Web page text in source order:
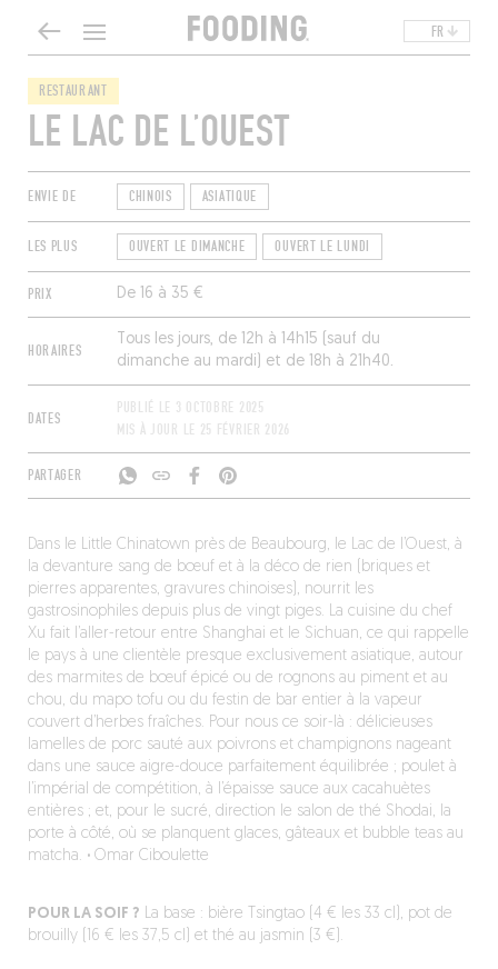
FR
RESTAURANT
LE LAC DE L’OUEST
ENVIE DE CHINOIS ASIATIQUE
LES PLUS OUVERT LE DIMANCHE OUVERT LE LUNDI
PRIX De 16 à 35 €
HORAIRES
Tous les jours, de 12h à 14h15 (sauf du
dimanche au mardi) et de 18h à 21h40.
DATES
PUBLIÉ LE 3 OCTOBRE 2025
MIS À JOUR LE 25 FÉVRIER 2026
PARTAGER
Dans le Little Chinatown près de Beaubourg, le Lac de l’Ouest, à
la devanture sang de bœuf et à la déco de rien (briques et
pierres apparentes, gravures chinoises), nourrit les
gastrosinophiles depuis plus de vingt piges. La cuisine du chef
Xu fait l’aller-retour entre Shanghai et le Sichuan, ce qui rappelle
le pays à une clientèle presque exclusivement asiatique, autour
des marmites de bœuf épicé ou de rognons au piment et au
chou, du mapo tofu ou du festin de bar entier à la vapeur
couvert d’herbes fraîches. Pour nous ce soir-là : délicieuses
lamelles de porc sauté aux poivrons et champignons nageant
dans une sauce aigre-douce parfaitement équilibrée ; poulet à
l’impérial de compétition, à l’épaisse sauce aux cacahuètes
entières ; et, pour le sucré, direction le salon de thé Shodai, la
porte à côté, où se planquent glaces, gâteaux et bubble teas au
matcha. · Omar Ciboulette
POUR LA SOIF ? La base : bière Tsingtao (4 € les 33 cl), pot de
brouilly (16 € les 37,5 cl) et thé au jasmin (3 €).